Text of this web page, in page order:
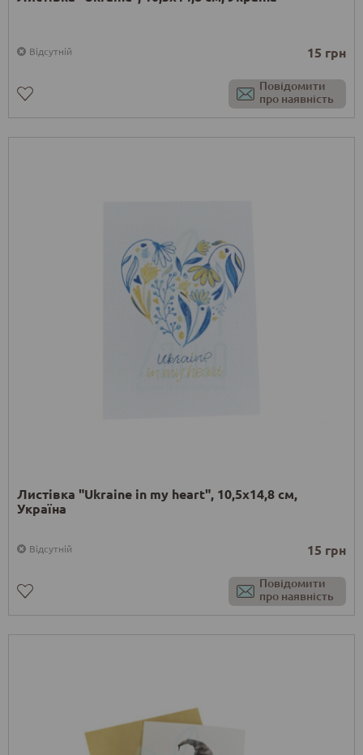
Відсутній 15 грн
Повідомити
про наявність
Листівка "Ukraine in my heart", 10,5х14,8 см,
Україна
Відсутній 15 грн
Повідомити
про наявність